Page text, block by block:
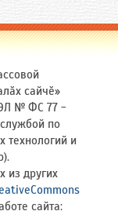
сайчӗ»
ЭЛ № ФС 77 -
по
технологий и
из других
сайта: